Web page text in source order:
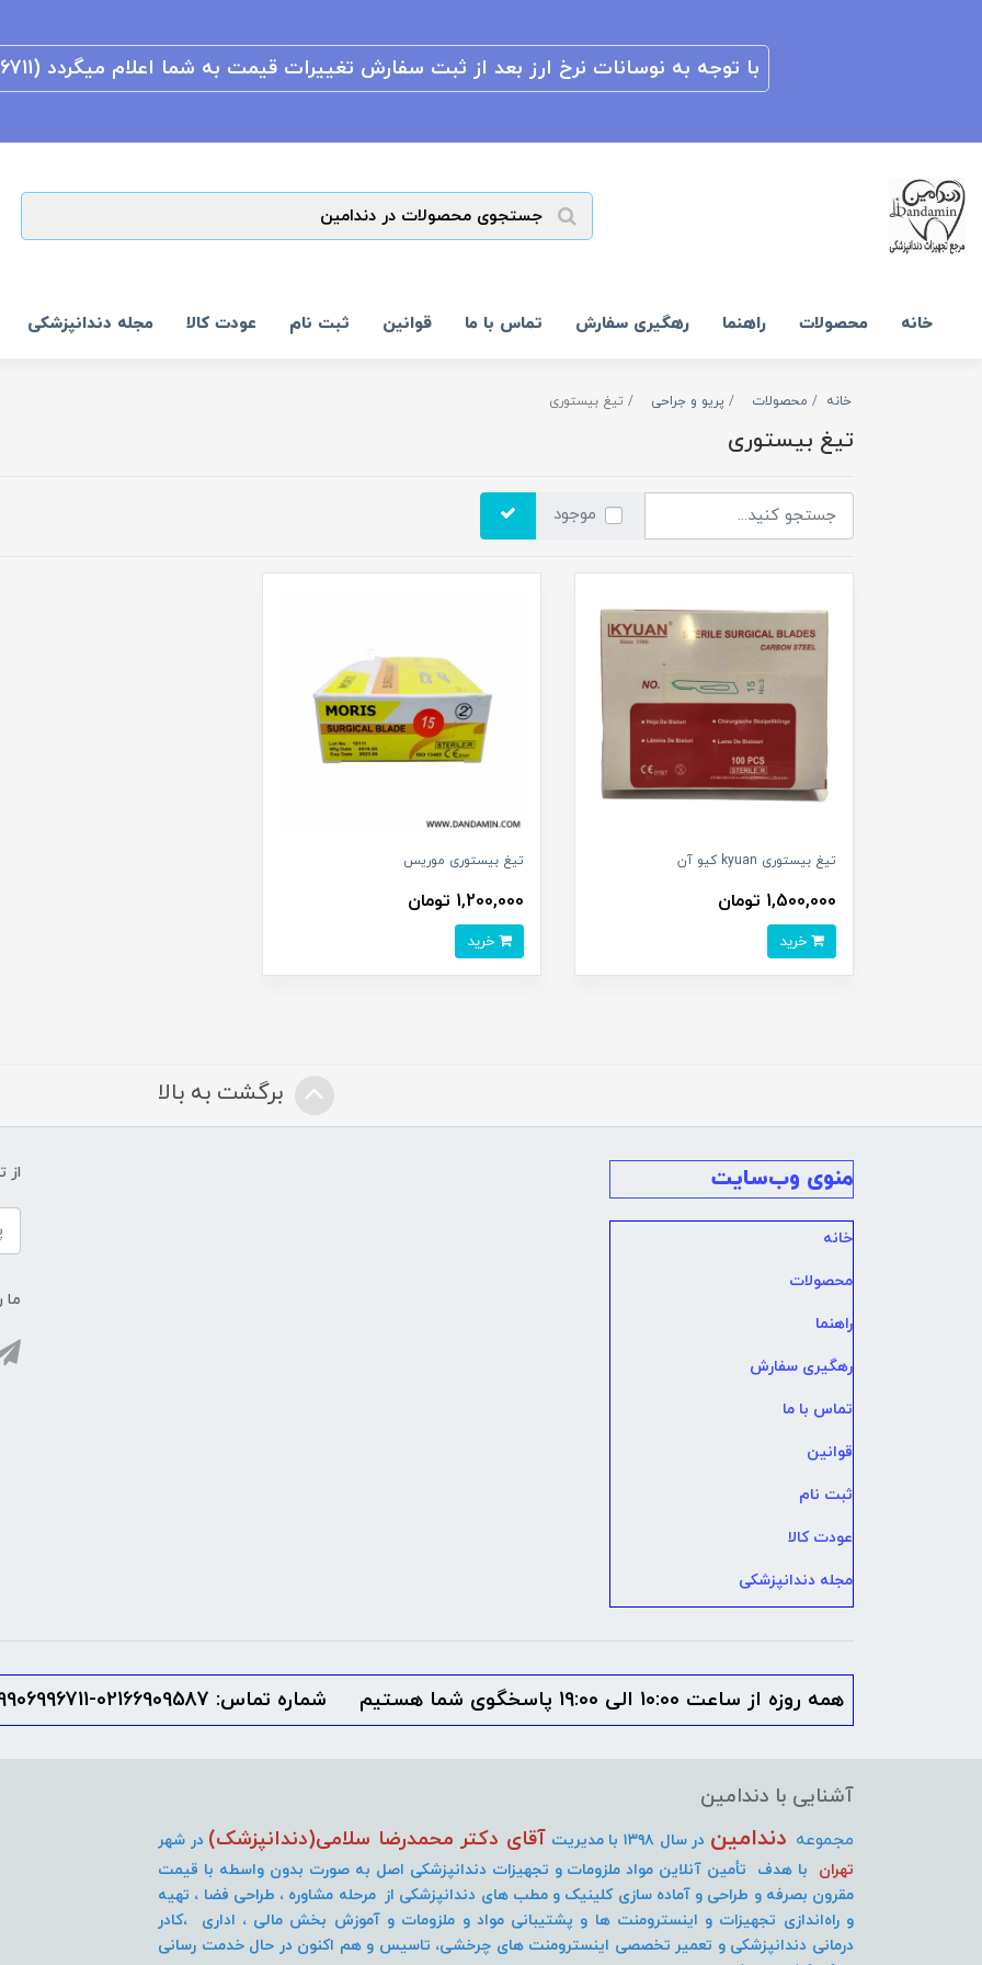
با توجه به نوسانات نرخ ارز بعد از ثبت سفارش تغییرات قیمت به شما اعلام میگردد (09906996711)
خانه محصولات راهنما رهگیری سفارش تماس با ما قوانین ثبت نام عودت کالا مجله دندانپزشکی
خانه محصولات پریو و جراحی تیغ بیستوری
تیغ بیستوری
موجود
تیغ بیستوری kyuan کیو آن
1,500,000 تومان
تیغ بیستوری موریس
1,200,000 تومان
برگشت به بالا
منوی وب‌سایت
خانه
محصولات
راهنما
رهگیری سفارش
تماس با ما
قوانین
ثبت نام
عودت کالا
مجله دندانپزشکی
از
ما
همه روزه از ساعت 10:00 الی 19:00 پاسخگوی شما هستیم شماره تماس: 02166909587
آشنایی با دندامین
مجموعه دندامین در سال ۱۳۹۸ با مدیریت آقای دکتر محمدرضا سلامی(دندانپزشک) در شهر
تهران با هدف تأمین آنلاین مواد ملزومات و تجهیزات دندانپزشکی اصل به صورت بدون واسطه با قیمت
مقرون بصرفه و طراحی و آماده سازی کلینیک و مطب های دندانپزشکی از مرحله مشاوره ، طراحی فضا ، تهیه
و راه‌اندازی تجهیزات و اینسترومنتها و پشتیبانی مواد و ملزومات و آموزش بخش مالی ، اداری ،کادر
درمانی دندانپزشکی و تعمیر تخصصی اینسترومنت های چرخشی، تاسیس و هم اکنون در حال خدمت رسانی